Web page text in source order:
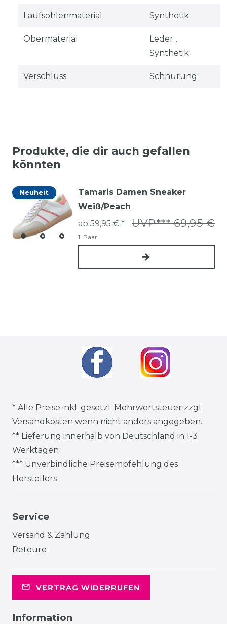
Laufsohlenmaterial Synthetik
Obermaterial
Leder ,
Synthetik
Verschluss Schnürung
Produkte, die dir auch gefallen
könnten
Neuheit
Tamaris Damen Sneaker
Weiß/Peach
UVP*** 69,95 €
ab 59,95 € *
1 Paar
* Alle Preise inkl. gesetzl. Mehrwertsteuer zzgl.
Versandkosten wenn nicht anders angegeben.
** Lieferung innerhalb von Deutschland in 1-3
Werktagen
*** Unverbindliche Preisempfehlung des
Herstellers
Service
Versand & Zahlung
Retoure
VERTRAG WIDERRUFEN
Information